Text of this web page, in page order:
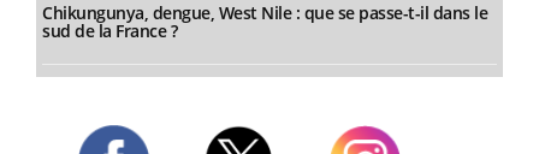
Chikungunya, dengue, West Nile : que se passe-t-il dans le
sud de la France ?